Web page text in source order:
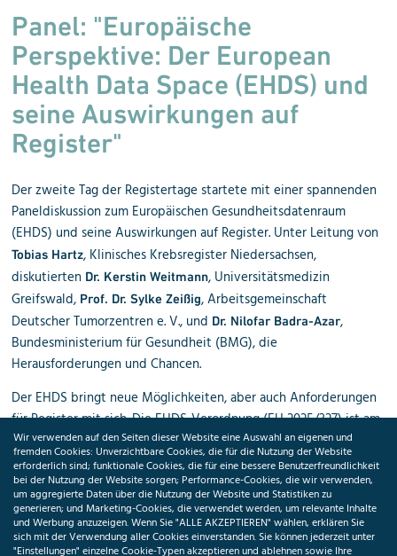
Panel: "Europäische
Perspektive: Der European
Health Data Space (EHDS) und
seine Auswirkungen auf
Register"
Der zweite Tag der Registertage startete mit einer spannenden
Paneldiskussion zum Europäischen Gesundheitsdatenraum
(EHDS) und seine Auswirkungen auf Register. Unter Leitung von
Tobias Hartz, Klinisches Krebsregister Niedersachsen,
diskutierten Dr. Kerstin Weitmann, Universitätsmedizin
Greifswald, Prof. Dr. Sylke Zeißig, Arbeitsgemeinschaft
Deutscher Tumorzentren e. V., und Dr. Nilofar Badra-Azar,
Bundesministerium für Gesundheit (BMG), die
Herausforderungen und Chancen.
Der EHDS bringt neue Möglichkeiten, aber auch Anforderungen
für Register mit sich. Die EHDS-Verordnung (EU 2025/327) ist am
25. März 2025 in Kraft getreten. Bis 2029 müssen die nationalen
Datenzugangsstellen in den Mitgliedsstaaten betriebsbereit
sein. Details des EHDS werden derzeit im Rahmen europäischer
Projekte (u. a. der Joint Action TEHDAS2) ausgearbeitet. Doch
welche regulatorischen Verpflichtungen bestehen, und wie
können Register ihre Daten auf europäischer Ebene optimal
Wir verwenden auf den Seiten dieser Website eine Auswahl an eigenen und
fremden Cookies: Unverzichtbare Cookies, die für die Nutzung der Website
erforderlich sind; funktionale Cookies, die für eine bessere Benutzerfreundlichkeit
bei der Nutzung der Website sorgen; Performance-Cookies, die wir verwenden,
um aggregierte Daten über die Nutzung der Website und Statistiken zu
generieren; und Marketing-Cookies, die verwendet werden, um relevante Inhalte
und Werbung anzuzeigen. Wenn Sie "ALLE AKZEPTIEREN" wählen, erklären Sie
sich mit der Verwendung aller Cookies einverstanden. Sie können jederzeit unter
"Einstellungen" einzelne Cookie-Typen akzeptieren und ablehnen sowie Ihre